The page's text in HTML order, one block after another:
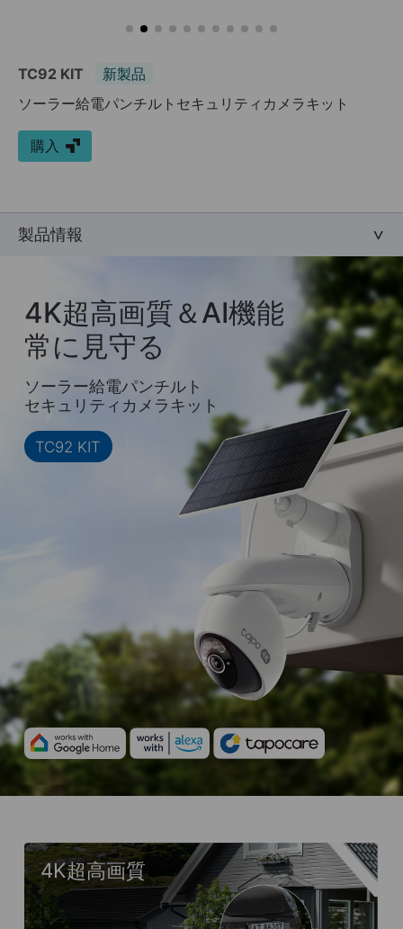
TC92 KIT
新製品
ソーラー給電パンチルトセキュリティカメラキット
購入
製品情報
4K超高画質＆AI機能
常に見守る
ソーラー給電パンチルト
セキュリティカメラキット
TC92 KIT
4K超高画質